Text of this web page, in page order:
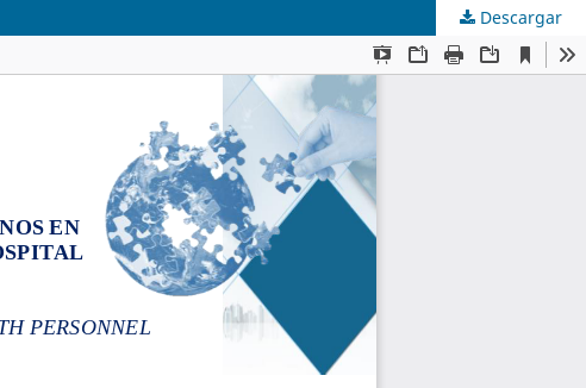
Descargar